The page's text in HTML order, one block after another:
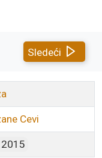
Sledeći
Cevi